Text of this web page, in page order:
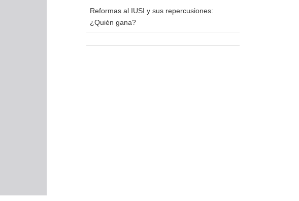
Reformas al IUSI y sus repercusiones:
¿Quién gana?